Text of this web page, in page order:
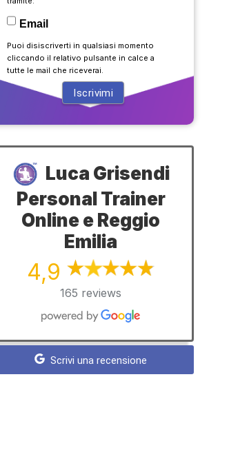
Email
Puoi disiscriverti in qualsiasi momento
cliccando il relativo pulsante in calce a
tutte le mail che riceverai.
Luca Grisendi
Personal Trainer
Online e Reggio
Emilia
4,9
165 reviews
Scrivi una recensione